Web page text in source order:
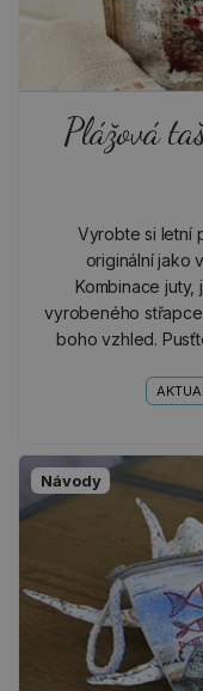
Plážová
Vyrobte si letní
originální jako
Kombinace
vyrobeného
boho vzhled.
Návody